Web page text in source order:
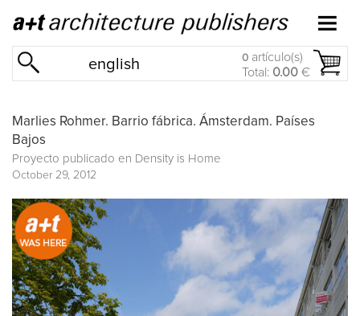
english 0 artículo(s)
Total: 0.00 €
Marlies Rohmer. Barrio fábrica. Ámsterdam. Países
Bajos
Proyecto publicado en Density is Home
October 29, 2012